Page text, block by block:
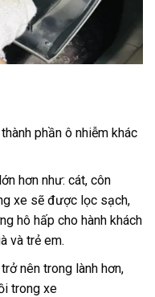
phần ô nhiễm khác
hơn như: cát, côn
xe sẽ được lọc sạch,
hô hấp cho hành khách
và trẻ em.
nên trong lành hơn,
trong xe